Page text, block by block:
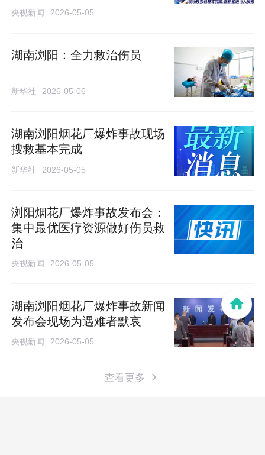
央视新闻 2026-05-05
湖南浏阳：全力救治伤员
新华社 2026-05-06
湖南浏阳烟花厂爆炸事故现场
搜救基本完成
新华社 2026-05-05
浏阳烟花厂爆炸事故发布会：
集中最优医疗资源做好伤员救
治
央视新闻 2026-05-05
湖南浏阳烟花厂爆炸事故新闻
发布会现场为遇难者默哀
央视新闻 2026-05-05
查看更多